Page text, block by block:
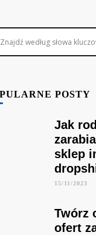
POSTY
Jak
sklep
15/11/2023
Twórz
ofert